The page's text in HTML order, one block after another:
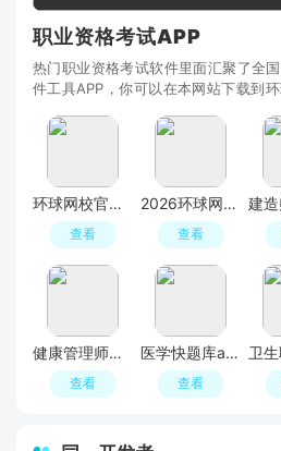
职业资格考试APP
热门职业资格考试软件里面汇聚了全
件工具APP，你可以在本网站下载到
环球网校官方下载安装包
查看
2026环球网校快题库手机版客户端
查看
健康管理师快题库免费版
查看
医学快题库app手机版最新版
查看